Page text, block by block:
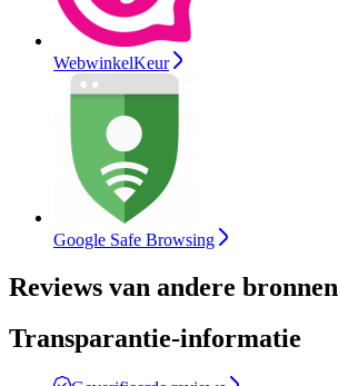
WebwinkelKeur
Google Safe Browsing
Reviews van andere bronnen
Transparantie-informatie